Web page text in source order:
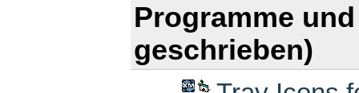
Programme
geschrieben)